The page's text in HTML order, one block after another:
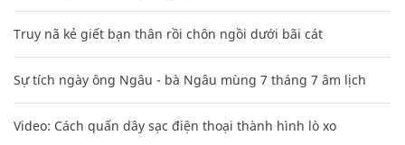
Truy nã kẻ giết bạn thân rồi chôn ngồi dưới bãi cát
Sự tích ngày ông Ngâu - bà Ngâu mùng 7 tháng 7 âm lịch
Video: Cách quấn dây sạc điện thoại thành hình lò xo